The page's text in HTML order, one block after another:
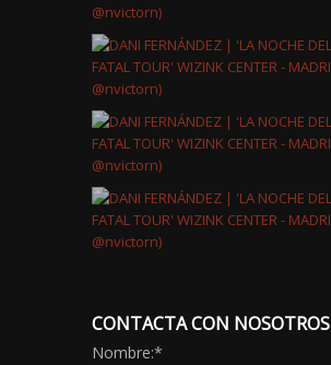
CONTACTA CON NOSOTROS
Nombre:*